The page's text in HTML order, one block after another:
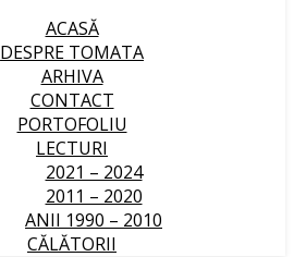
ACASĂ
DESPRE TOMATA
ARHIVA
CONTACT
PORTOFOLIU
LECTURI
2021 – 2024
2011 – 2020
ANII 1990 – 2010
CĂLĂTORII